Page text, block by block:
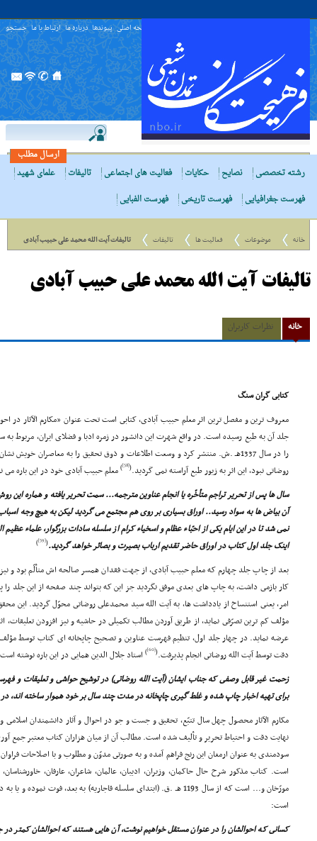
صفحه اصلی پیوندها درباره ما ارتباط با ما جستجو
ارسال مطلب
رشته تخصصی
نصایح حکایات فعالیت های اجتماعی تالیفات
علمای شهید
فهرست جغرافیایی
فهرست تاریخی فهرست الفبایی
خانه موضوعات فعالیت ها تالیفات تالیفات آیت الله محمد علی حبیب آبادی
تالیفات آیت الله محمد علی حبیب آبادی
خانه نظرات کاربران
کتابى گران سنگ
معروف ترین و مفصل ترین اثر معلم حبیب آبادى، کتابى است تحت عنوان «مکارم الآثار در
جلد آن به طبع رسیده است. در واقع شهرت این دانشور در زمره ادبا و فضلاى ایران، مربوط
را در سال 1337هـ .ش. منتشر کرد و وسعت اطلاعات و ذوق تحقیق را به معاصران
روضاتى نبود، این اثر به زیور طبع آراسته نمى گردید.(
[58]
)معلم حبیب آبادى خود در این باره مى
سال ها پس از تحریر تراجم متأخّره یا انجام عناوین مترجمه... سمت تحریر یافته و هماره
آن بیاض ها به سواد رسید.. اوراق بسیارى بر روى هم مجتمع مى گردید لیکن به هیچ وجه
نمى شد تا در این ایام یکى از احبّاء عظام و اسخیاء کرام از سلسله سادات بزرگوار، علماء
اینک جلد اول کتاب در اوراق حاضر تقدیم ارباب بصیرت و بصائر خواهد گردید.(
[59]
)
بعد از چاپ جلد چهارم که معلم حبیب آبادى، از جهت فقدان همسر صالحه اش متألّم بود و
کار بازمى داشت، به چاپ هاى بعدى موفق نگردید جز این که بتواند چند صفحه از این جلد را
امر، یعنى استنساخ از یادداشت ها، به آیت الله سید محمدعلى روضاتى محوّل گردید. این
مؤلف کم ترین تصرّفى نماید، از طریق آوردن مطالب تکمیلى در حاشیه و نیز افزودن تعلیقات،
عرضه نماید. در چهار جلد اول، تنظیم فهرست عناوین و تصحیح چاپخانه اى کتاب توسط
دقت توسط آیت الله روضاتى انجام پذیرفت.(
[60]
) استاد جلال الدین همایى در این باره نوشته
زحمت غیر قابل وصفى که جناب ایشان (آیت الله روضاتى) در توشیح حواشى و تعلیقات و
براى تهیه اخبار چاپ شده و غلط گیرى چاپخانه در مدت چند سال بر خود هموار ساخته اند،
مکارم الآثار محصول چهل سال تتبّع، تحقیق و جست و جو در احوال و آثار دانشمندان
نهایت دقت و احتیاط تحریر و تألیف شده است. مطالب آن از میان هزاران کتاب معتبر جمع
سودمندى به عنوان ارمغان این رنج فراهم آمده و به صورتى مدوّن و مطلوب و با اصلاحات
است. کتاب مذکور شرح حال حاکمان، وزیران، ادیبان، عالمان، شاعران، عارفان،
مورّخان و... است که از سال 1193 هـ .ق. (ابتداى سلسله قاجاریه) به بعد، فوت نموده و یا به دنیا آمده اند.
است:
کسانى که احوالشان را در عنوان مستقل خواهیم نوشت، آن هایى هستند که احوالشان کمتر در